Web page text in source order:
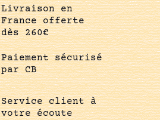
Livraison en
France offerte
dès 260€
Paiement sécurisé
par CB
Service client à
votre écoute